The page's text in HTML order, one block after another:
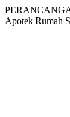
Apotek Rumah